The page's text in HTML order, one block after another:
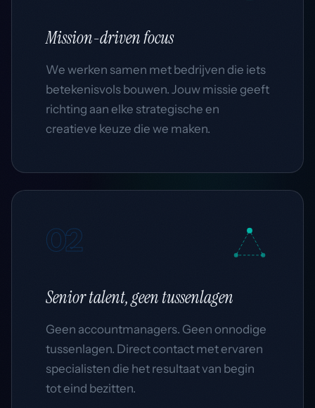
Mission-drivenfocus
We werken samen met bedrijven die iets
betekenisvols bouwen. Jouw missie geeft
richting aan elke strategische en
creatieve keuze die we maken.
02
Seniortalent, geen tussenlagen
Geen accountmanagers. Geen onnodige
tussenlagen. Direct contact met ervaren
specialisten die het resultaat van begin
tot eind bezitten.